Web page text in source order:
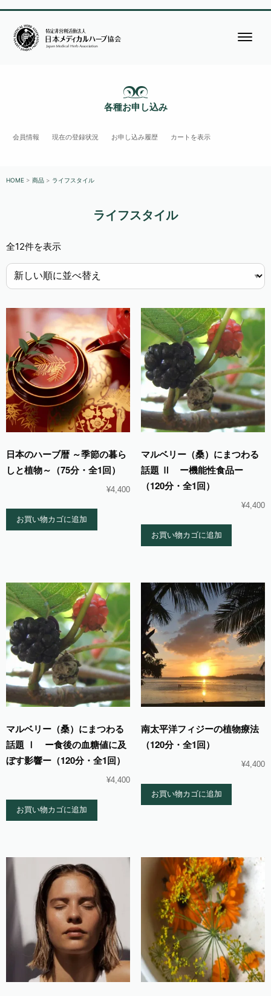
各種お申し込み
会員情報 現在の登録状況 お申し込み履歴 カートを表示
HOME > 商品 > ライフスタイル
ライフスタイル
全12件を表示新
し
い
順
日本のハーブ暦 ～季節の暮ら
しと植物～（75分・全1回）
¥4,400
お買い物カゴに追加
マルベリー（桑）にまつわる
話題 Ⅱ ー機能性食品ー
（120分・全1回）
¥4,400
お買い物カゴに追加
マルベリー（桑）にまつわる
話題 Ⅰ ー食後の血糖値に及
ぼす影響ー（120分・全1回）
¥4,400
お買い物カゴに追加
南太平洋フィジーの植物療法
（120分・全1回）
¥4,400
お買い物カゴに追加